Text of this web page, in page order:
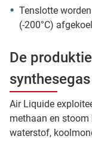
Tenslotte
(-200°C)
De
Air Liquide
methaan en stoom
waterstof,